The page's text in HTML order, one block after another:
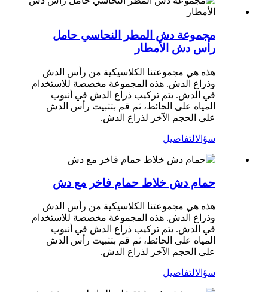
مجموعة دش المطر النحاسي حامل
رأس دش الأمطار
هذه هي مجموعتنا الكلاسيكية من رأس الدش
وذراع الدش. هذه المجموعة مخصصة للاستخدام
في الدش. يتم تركيب ذراع الدش في أنبوب
المياه على الحائط، ثم قم بتثبيت رأس الدش
على الحجم الآخر لذراع الدش.
سؤالالتفاصيل
حمام دش خلاط حمام فاخر مع دش
هذه هي مجموعتنا الكلاسيكية من رأس الدش
وذراع الدش. هذه المجموعة مخصصة للاستخدام
في الدش. يتم تركيب ذراع الدش في أنبوب
المياه على الحائط، ثم قم بتثبيت رأس الدش
على الحجم الآخر لذراع الدش.
سؤالالتفاصيل